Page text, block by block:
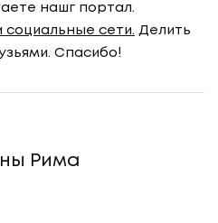
нашг портал.
социальные сети. Делить
Спасибо!
Рима